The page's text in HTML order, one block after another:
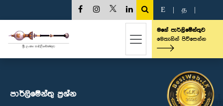
E த
මගේ පාර්ලිමේන්තුව
මෙතැනින් පිවිසෙන්න
පාර්ලි‌මේන්තු‌ ප්‍රශ්න